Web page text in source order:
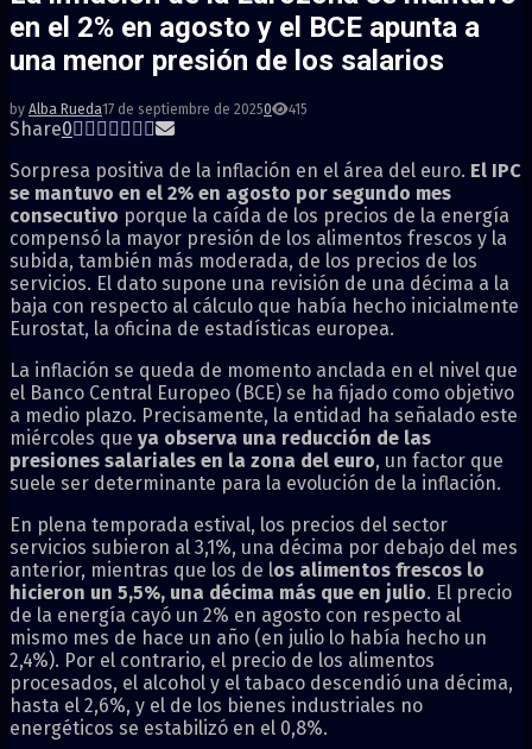
en el 2% en agosto y el BCE apunta a
una menor presión de los salarios
by Alba Rueda17 de septiembre de 20250 415
Share0
Sorpresa positiva de la inflación en el área del euro. El IPC
se mantuvo en el 2% en agosto por segundo mes
consecutivo porque la caída de los precios de la energía
compensó la mayor presión de los alimentos frescos y la
subida, también más moderada, de los precios de los
servicios. El dato supone una revisión de una décima a la
baja con respecto al cálculo que había hecho inicialmente
Eurostat, la oficina de estadísticas europea.
La inflación se queda de momento anclada en el nivel que
el Banco Central Europeo (BCE) se ha fijado como objetivo
a medio plazo. Precisamente, la entidad ha señalado este
miércoles que ya observa una reducción de las
presiones salariales en la zona del euro, un factor que
suele ser determinante para la evolución de la inflación.
En plena temporada estival, los precios del sector
servicios subieron al 3,1%, una décima por debajo del mes
anterior, mientras que los de los alimentos frescos lo
hicieron un 5,5%, una décima más que en julio. El precio
de la energía cayó un 2% en agosto con respecto al
mismo mes de hace un año (en julio lo había hecho un
2,4%). Por el contrario, el precio de los alimentos
procesados, el alcohol y el tabaco descendió una décima,
hasta el 2,6%, y el de los bienes industriales no
energéticos se estabilizó en el 0,8%.